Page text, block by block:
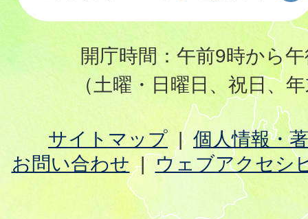
開庁時間：午前9時から
（土曜・日曜日、祝日、
サイトマップ
個人情報・
お問い合わせ
ウェブアクセシ